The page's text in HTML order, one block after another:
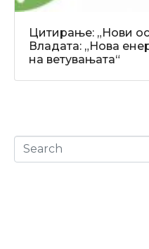
Цитирање: „Нови
Владата: „Нова
на ветувањата“